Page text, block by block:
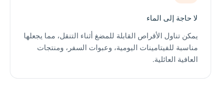
لا حاجة إلى الماء
يمكن تناول الأقراص القابلة للمضغ أثناء التنقل، مما يجعلها
مناسبة للفيتامينات اليومية، وعبوات السفر، ومنتجات
العافية العائلية.